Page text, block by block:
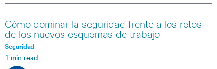
Cómo dominar la seguridad frente a los retos
de los nuevos esquemas de trabajo
Seguridad
1 min read